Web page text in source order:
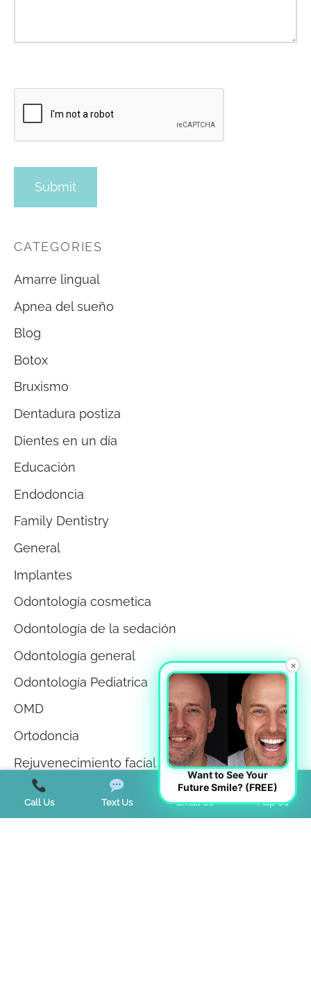
CATEGORIES
Amarre lingual
Apnea del sueño
Blog
Botox
Bruxismo
Dentadura postiza
Dientes en un día
Educación
Endodoncia
Family Dentistry
General
Implantes
Odontología cosmetica
Odontología de la sedación
Odontología general
Odontología Pediatrica
OMD
Ortodoncia
Rejuvenecimiento facial
Remodelación facial Odontología
Salud
Call Us Text Us Email Us Map Us
×
Want to See Your
Future Smile? (FREE)